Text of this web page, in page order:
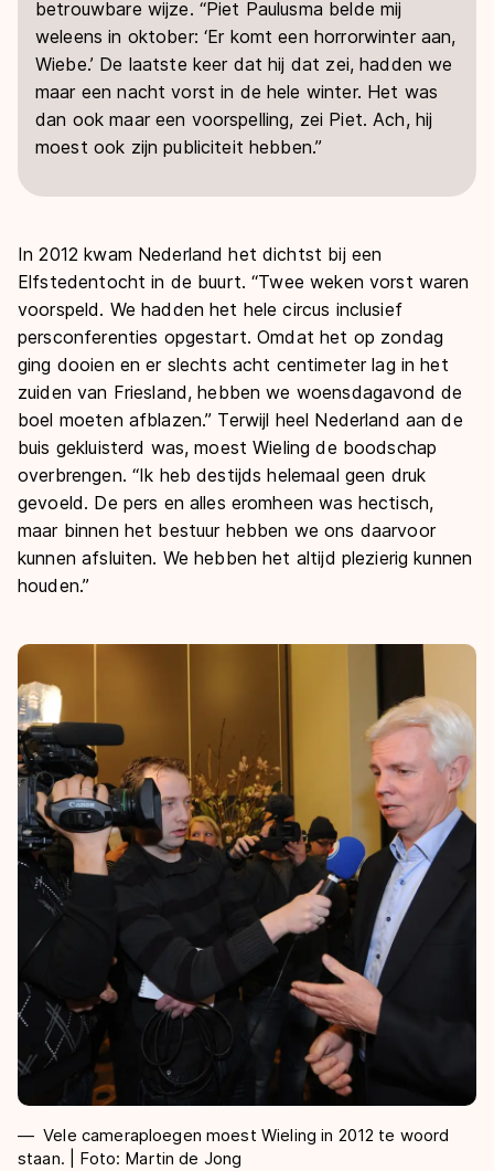
betrouwbare wijze. “Piet Paulusma belde mij
weleens in oktober: ‘Er komt een horrorwinter aan,
Wiebe.’ De laatste keer dat hij dat zei, hadden we
maar een nacht vorst in de hele winter. Het was
dan ook maar een voorspelling, zei Piet. Ach, hij
moest ook zijn publiciteit hebben.”
In 2012 kwam Nederland het dichtst bij een
Elfstedentocht in de buurt. “Twee weken vorst waren
voorspeld. We hadden het hele circus inclusief
persconferenties opgestart. Omdat het op zondag
ging dooien en er slechts acht centimeter lag in het
zuiden van Friesland, hebben we woensdagavond de
boel moeten afblazen.” Terwijl heel Nederland aan de
buis gekluisterd was, moest Wieling de boodschap
overbrengen. “Ik heb destijds helemaal geen druk
gevoeld. De pers en alles eromheen was hectisch,
maar binnen het bestuur hebben we ons daarvoor
kunnen afsluiten. We hebben het altijd plezierig kunnen
houden.”
Vele cameraploegen moest Wieling in 2012 te woord
staan. | Foto: Martin de Jong